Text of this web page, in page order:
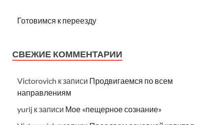
Готовимся к переезду
СВЕЖИЕ КОММЕНТАРИИ
Victorovich к записи Продвигаемся по всем
направлениям
yurij к записи Мое «пещерное сознание»